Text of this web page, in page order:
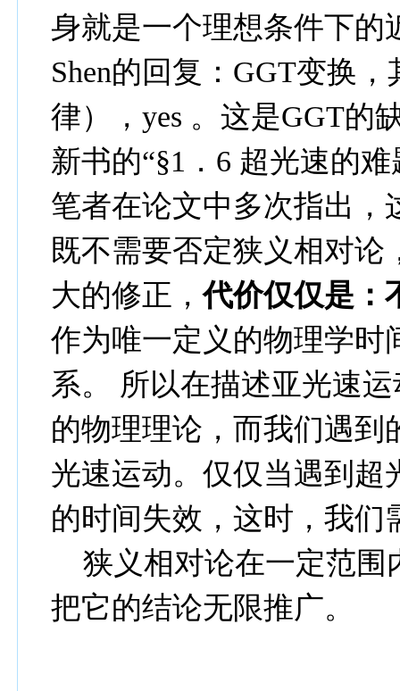
身就是一个理想条件下的
Shen的回复： GGT变换，
律），yes 。这是GGT的
新书的“§1 ． 6 超光速的
笔者在论文中多次指出，
既不需要否定狭义相对论
大的修正，代价仅仅是：
作为唯一定义的物理学时
系。 所以在描述亚光速
的物理理论，而我们遇到
光速运动。仅仅当遇到 超
的时间失效，这时，我们
狭义相对论在一定范
把它的结论无限推广。